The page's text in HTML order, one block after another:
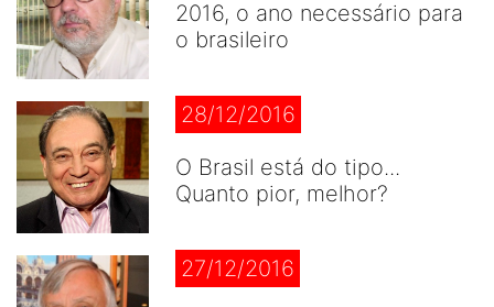
2016, o ano necessário para
o brasileiro
28/12/2016
O Brasil está do tipo...
Quanto pior, melhor?
27/12/2016